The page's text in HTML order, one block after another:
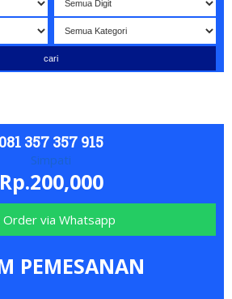
081 357 357 915
Simpati
Rp.200,000
Order via Whatsapp
PEMESANAN